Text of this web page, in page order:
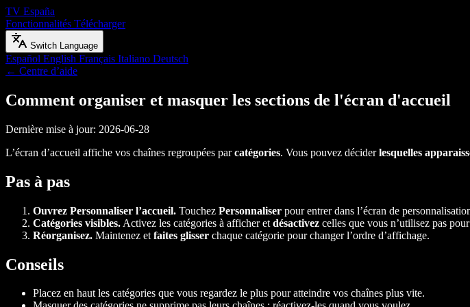
TV España
Fonctionnalités Télécharger
Switch Language
Español English Français Italiano Deutsch
← Centre d’aide
Comment organiser et masquer les sections de l'écran d'accueil
Dernière mise à jour: 2026-06-28
L’écran d’accueil affiche vos chaînes regroupées parcatégories. Vous pouvez déciderlesquelles
Pas à pas
Ouvrez Personnaliser l’accueil. Touchez Personnaliser pour entrer dans l’écran de
Catégories visibles. Activez les catégories à afficher et désactivez celles que vous n’utilisez pas
Réorganisez. Maintenez et faites glisser chaque catégorie pour changer l’ordre d’affichage.
Conseils
Placez en haut les catégories que vous regardez le plus pour atteindre vos chaînes plus vite.